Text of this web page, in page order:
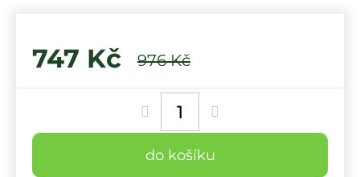
976 Kč
747 Kč
cena:
do košíku